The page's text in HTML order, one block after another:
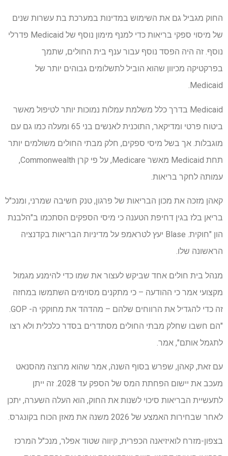
החוק מגביל גם את השימוש במדינות במערכת בת עשרות שנים
של מיסוי ספקי בריאות כדי למנף מימון נוסף של Medicaid פדרלי
נוסף. זה היה הפסד נוסף עבור ענף בית החולים, שתמך
בפרקטיקה מכיוון שהוא הוביל לתשלומים גבוהים יותר של
Medicaid.
Medicaid בדרך כלל משלמת עמלות נמוכות יותר לטיפול מאשר
ביטוח פרטי ומדיקאר, התוכנית לאנשים בני 65 ומעלה כמו גם עם
מוגבלות. אך בשל מיסי ספקים, חלק מבתי החולים משולמים יותר
תחת Medicaid מאשר Medicare, על פי קרן Commonwealth,
עמותה לחקר בריאות.
קאהן מזכה את מכון הבריאות של פרגון, טנק חשיבה שמרני, ומנכ"ל
בריאן בלז בגין דחיפת הטענה כי מיסי הספקים הסתכמו ב"הלבנת
הון "חוקית. Blase יעץ לטראמפ על מדיניות הבריאות בקדנציה
הראשונה שלו.
מנהל בית חולים אחד שביקש לעצור את שמו כדי להימנע מגמול
מקצועי אמר כי ההודעה – כי מתקנים מסוימים השתמשו במחזה
"הם חשבו שחלק מבתי החולים מסתדרים בסדר כלכלית ולא רצו
לתגמל אותם", אמר.
עם זאת, קאהן, שפרש בסוף השנה, אמר שהוא מרוצה מהסנאט
מעכב את יישום הפחתת המס של הספק עד 2028. זה ייתן
לתעשיית הבריאות סיכוי לשנות את החוק, הוא העלה השערה, יתכן
לאחר שבחירות האמצע של 2026 משנה את מאזן הכוח בקונגרס.
בצפון-מזרח לואיזיאנה הכפרית, קיווה שטוד אפלר, מנכ"ל המרכז